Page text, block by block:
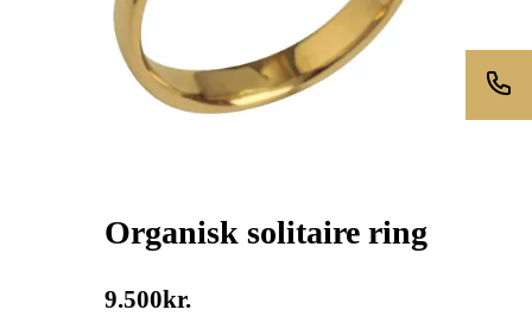
Organisk solitaire ring
9.500kr.